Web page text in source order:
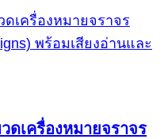
ดเครื่องหมายจราจร